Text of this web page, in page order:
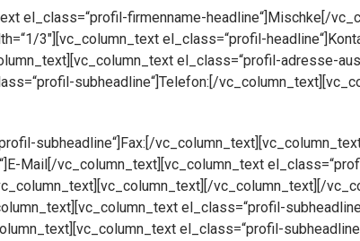
el_class=“profil-firmenname-headline“]Mischke[/
3″][vc_column_text el_class=“profil-
el_class=“profil-adresse-
subheadline“]Telefon:[/
subheadline“]Fax:[/
Mail[/vc_column_text][vc_column_text
vc_column_text][/
el_class=“profil-
el_class=“profil-